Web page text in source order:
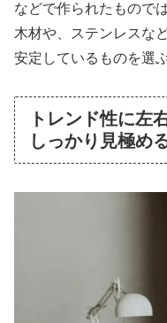
などで作られたもので
木材や、ステンレスな
安定しているものを選
トレンド性に左
しっかり見極め